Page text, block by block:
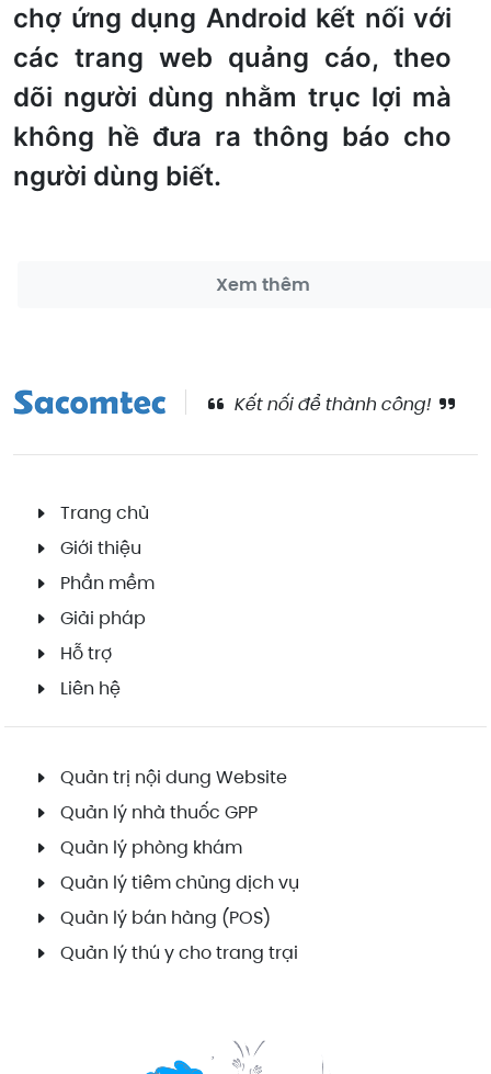
chợ ứng dụng Android kết nối với
các trang web quảng cáo, theo
dõi người dùng nhằm trục lợi mà
không hề đưa ra thông báo cho
người dùng biết.
Xem thêm
Kết nối để thành công!
Trang chủ
Giới thiệu
Phần mềm
Giải pháp
Hỗ trợ
Liên hệ
Quản trị nội dung Website
Quản lý nhà thuốc GPP
Quản lý phòng khám
Quản lý tiêm chủng dịch vụ
Quản lý bán hàng (POS)
Quản lý thú y cho trang trại